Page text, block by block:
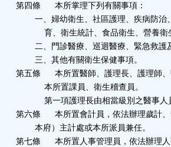
區
第四條
本所掌理下列有關事項：
一、婦幼衛生、社區護理、疾病防
育、衛生統計、食品衛生、營養衛
二、門診醫療、巡迴醫療、緊急救護
三、其他有關衛生保健事項。
第五條
本所置醫師、護理長、護理師、
本所置課員、衛生稽查員。
第一項護理長由相當級別之醫事人
第六條
本所置會計員，依法辦理歲計
本府）主計處或本所派員兼任。
第七條
本所置人事管理員，依法辦理